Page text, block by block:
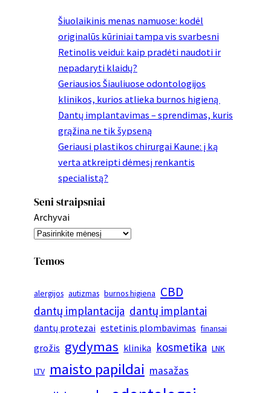
Šiuolaikinis menas namuose: kodėl
originalūs kūriniai tampa vis svarbesni
Retinolis veidui: kaip pradėti naudoti ir
nepadaryti klaidų?
Geriausios Šiauliuose odontologijos
klinikos, kurios atlieka burnos higieną
Dantų implantavimas – sprendimas, kuris
grąžina ne tik šypseną
Geriausi plastikos chirurgai Kaune: į ką
verta atkreipti dėmesį renkantis
specialistą?
Seni straipsniai
Archyvai
Temos
alergijos autizmas burnos higiena CBD
dantų implantacija dantų implantai
dantų protezai estetinis plombavimas finansai
grožis gydymas klinika kosmetika LNK
LTV maisto papildai masažas